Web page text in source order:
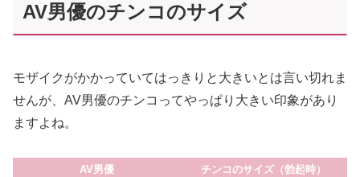
AV男優のチンコのサイズ
モザイクがかかっていてはっきりと大きいとは言い切れま
せんが、AV男優のチンコってやっぱり大きい印象があり
ますよね。
AV男優 チンコのサイズ（勃起時）